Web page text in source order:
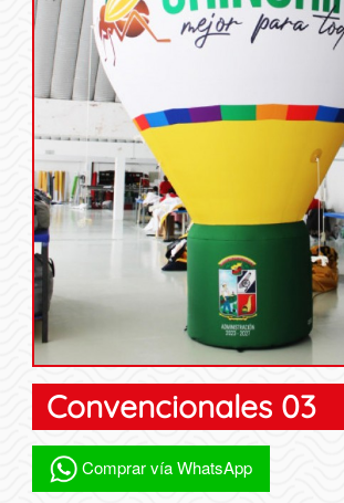
Convencionales 03
Comprar vía WhatsApp